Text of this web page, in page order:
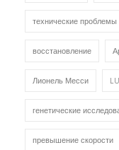
технические проблемы
восстановление
Лионель Месси
генетические
превышение скорости